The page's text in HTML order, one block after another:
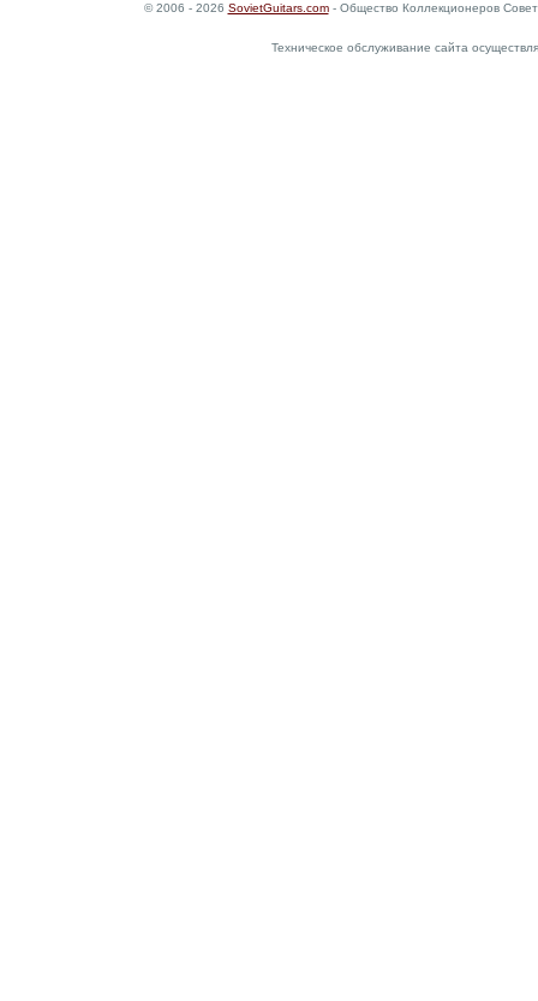
© 2006 - 2026 SovietGuitars.com- Общество Коллекционеров
Техническое обслуживание сайта